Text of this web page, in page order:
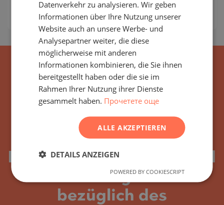
Preis: 104 718€ /// 1 550 €/m
Abonnieren Sie alle
Neuigkeiten, Updates und
neuen Angebote
bezüglich des
GERMAN
FRENCH
ROMANIAN
Datenverkehr zu analysieren. Wir geben
Informationen über Ihre Nutzung unserer
Website auch an unsere Werbe- und
Analysepartner weiter, die diese
möglicherweise mit anderen
Informationen kombinieren, die Sie ihnen
bereitgestellt haben oder die sie im
Rahmen Ihrer Nutzung ihrer Dienste
gesammelt haben. Прочетете още
ALLE AKZEPTIEREN
DETAILS ANZEIGEN
POWERED BY COOKIESCRIPT